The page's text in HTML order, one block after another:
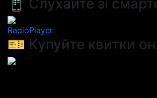
📱 Слухайте зі
RadioPlayer
🎫 Купуйте квитки